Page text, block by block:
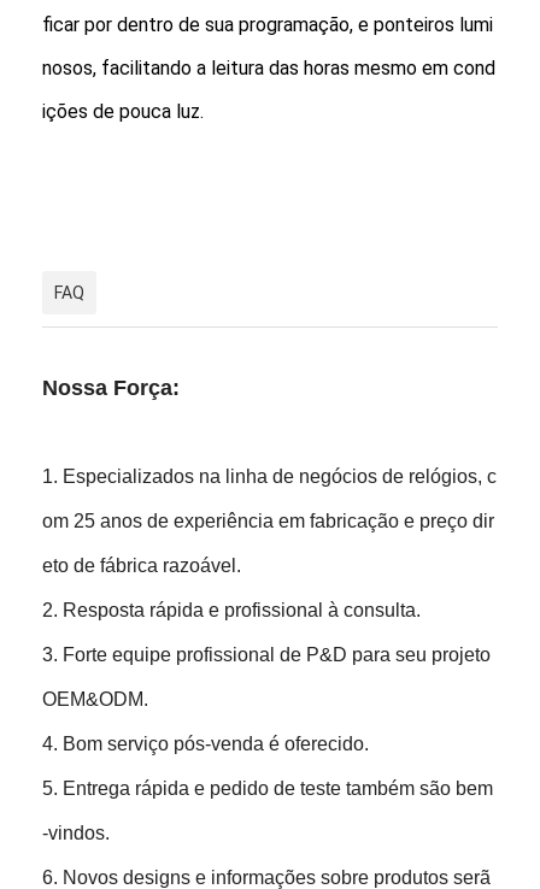
ficar por dentro de sua programação, e ponteiros lumi
nosos, facilitando a leitura das horas mesmo em cond
ições de pouca luz.
FAQ
Nossa Força:
1. Especializados na linha de negócios de relógios, c
om 25 anos de experiência em fabricação e preço dir
eto de fábrica razoável.
2. Resposta rápida e profissional à consulta.
3. Forte equipe profissional de P&D para seu projeto
OEM&ODM.
4. Bom serviço pós-venda é oferecido.
5. Entrega rápida e pedido de teste também são bem
-vindos.
6. Novos designs e informações sobre produtos serã